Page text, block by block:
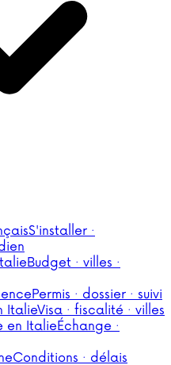
S'installer ·
Budget · villes ·
Permis · dossier · suivi
ItalieVisa · fiscalité · villes
en ItalieÉchange ·
Conditions · délais